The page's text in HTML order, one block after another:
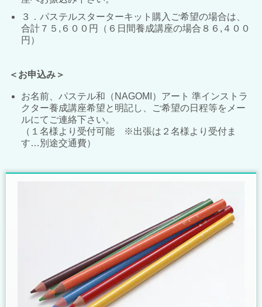
３．パステルスターターキット購入ご希望の場合は、
合計７５,６００円（６日間養成講座の場合８６,４００
円）
＜お申込み＞
お名前、パステル和（NAGOMI）アート 準インストラ
クター養成講座希望と明記し、ご希望の日程等をメー
ルにてご連絡下さい。
（１名様より受付可能 ※出張は２名様より受付ま
す…別途交通費）